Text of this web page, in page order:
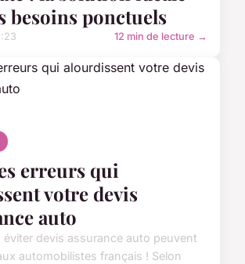
besoins ponctuels
12 min de lecture →
erreurs qui
votre devis
auto
éviter devis assurance auto peuvent
automobilistes français ! Selon